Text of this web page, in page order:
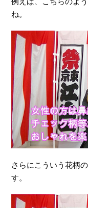
ね。
さらにこういう花柄
す。